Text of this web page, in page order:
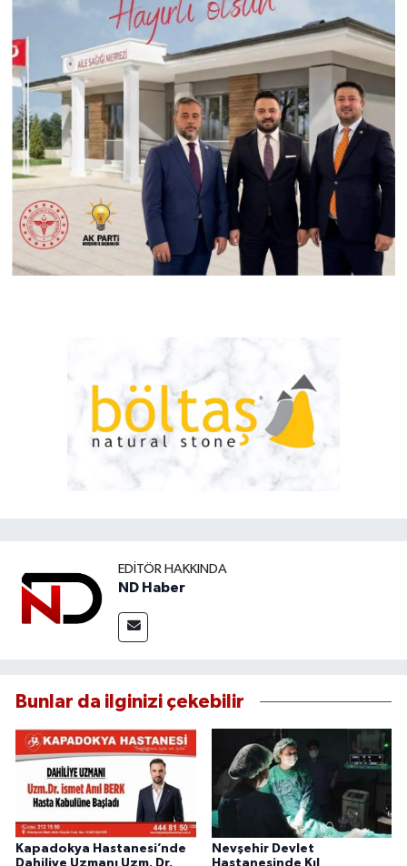
EDITÖR HAKKINDA
ND Haber
Bunlar da ilginizi çekebilir
Kapadokya Hastanesi’nde
Dahiliye Uzmanı Uzm. Dr.
Nevşehir Devlet
Hastanesinde Kıl